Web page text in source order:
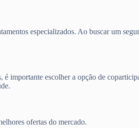
especializados. Ao buscar um
importante escolher a opção de
ofertas do mercado.